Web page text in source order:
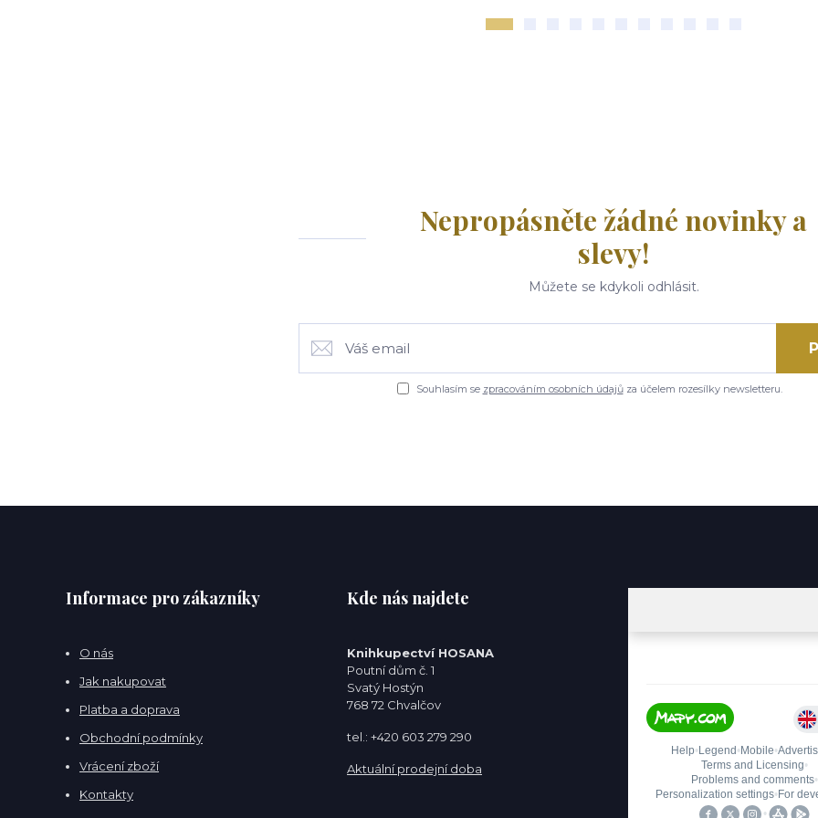
Nepropásněte žádné novinky a
slevy!
Můžete se kdykoli odhlásit.
Souhlasím se zpracováním osobních údajůza účelem rozesílky newsletteru.
Informace pro zákazníky
O nás
Jak nakupovat
Platba a doprava
Obchodní podmínky
Vrácení zboží
Kontakty
Kde nás najdete
Knihkupectví HOSANA
Poutní dům č. 1
Svatý Hostýn
768 72 Chvalčov
tel.: +420 603 279 290
Aktuální prodejní doba